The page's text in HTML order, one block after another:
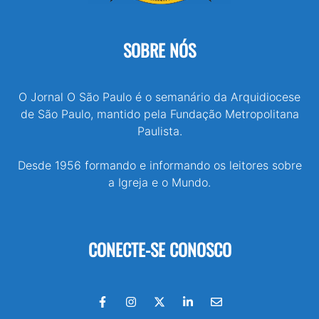
SOBRE NÓS
O Jornal O São Paulo é o semanário da Arquidiocese
de São Paulo, mantido pela Fundação Metropolitana
Paulista.
Desde 1956 formando e informando os leitores sobre
a Igreja e o Mundo.
CONECTE-SE CONOSCO